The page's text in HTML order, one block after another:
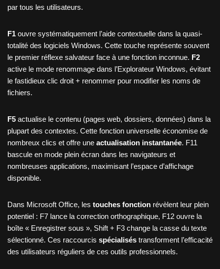
par tous les utilisateurs.
F1 ouvre systématiquement l’aide contextuelle dans la quasi-
totalité des logiciels Windows. Cette touche représente souvent
le premier réflexe salvateur face à une fonction inconnue. F2
active le mode renommage dans l’Explorateur Windows, évitant
le fastidieux clic droit + renommer pour modifier les noms de
fichiers.
F5 actualise le contenu (pages web, dossiers, données) dans la
plupart des contextes. Cette fonction universelle économise de
nombreux clics et offre une actualisation instantanée. F11
bascule en mode plein écran dans les navigateurs et
nombreuses applications, maximisant l’espace d’affichage
disponible.
Dans Microsoft Office, les touches fonction révèlent leur plein
potentiel : F7 lance la correction orthographique, F12 ouvre la
boîte « Enregistrer sous », Shift + F3 change la casse du texte
sélectionné. Ces raccourcis spécialisés transforment l’efficacité
des utilisateurs réguliers de ces outils professionnels.